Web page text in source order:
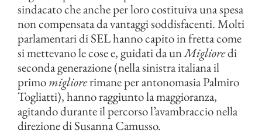
sindacato che anche per loro costituiva una spesa
non compensata da vantaggi soddisfacenti. Molti
parlamentari di SEL hanno capito in fretta come
si mettevano le cose e, guidati da unMiglioredi
seconda generazione (nella sinistra italiana il
primomigliorerimane per antonomasia Palmiro
Togliatti), hanno raggiunto la maggioranza,
agitando durante il percorso l’avambraccio nella
direzione di Susanna Camusso.